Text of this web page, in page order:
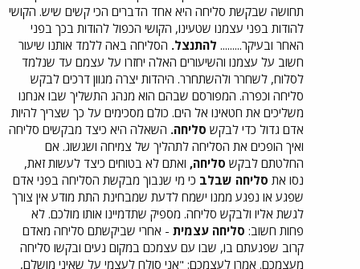
תחושה שבקשת סליחה היא אחד הדברים הכי קשים שיש. הקושי
להודות בפני עצמנו שטעינו, הקושי הכפול להודות בכך בפני
האחר ובעיקר......... להתנצל. הסליחה באה ללמד אותנו שיעור
חשוב על עצמנו והשיעורים האלה יחזרו על עצמם עד שנלמד
לסלוח, לשחרר ולהשתחרר. היהדות יצרה מגוון דרכים לבקש
סליחה וכפרה. המפורסם שבהם הוא מנהג התשליך שבו אנחנו
משליכים את חטאינו אל הים. כולם מסכימים על כך שצריך להיות
אדם גדול כדי לבקש סליחה. השאלה היא כיצד מבקשים סליחה
ואיך הופכים את הסליחה לתהליך של צמיחה ושגשוג. אם
החלטתם לבקש סליחה, ואתם לא בטוחים כיצד לעשות זאת,
נסו את סליחה שבלב כי מי שנבוך מבקשת הסליחה בפני אדם
שפגע או נפגע ממנו ישמח לדעת שמבחינת התת מודע אין צורך
לגשת אליו ולבקש סליחה. מספיק שתדמיינו אותו מולכם. לא
פחות חשוב: סליחה עצמית - אחרי שביקשתם סליחה מאדם
קרוב שפגעתם בו, שבו עם עצמכם במקום נעים ובקשו סליחה
מעצמכם. אמרו לעצמכם: "אני סולח לעצמי על שאיני מושלם,